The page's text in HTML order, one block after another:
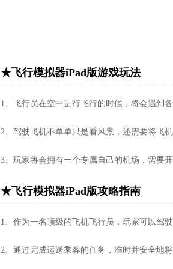
★飞行模拟器iPad版游戏玩法
1、飞行员在空中进行飞行的时候，将会遇到
2、驾驶飞机不单单只是看风景，还需要将飞
3、玩家将会拥有一个专属自己的机场，需要
★飞行模拟器iPad版攻略指南
1、作为一名顶级的飞机飞行员，玩家可以驾
2、通过完成运送乘客的任务，准时并安全地